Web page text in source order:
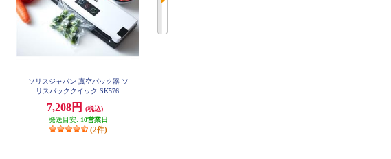
ソリスジャパン 真空パック器 ソ
リスバッククイック SK576
7,208円
(税込)
発送目安: 10営業日
(2件)